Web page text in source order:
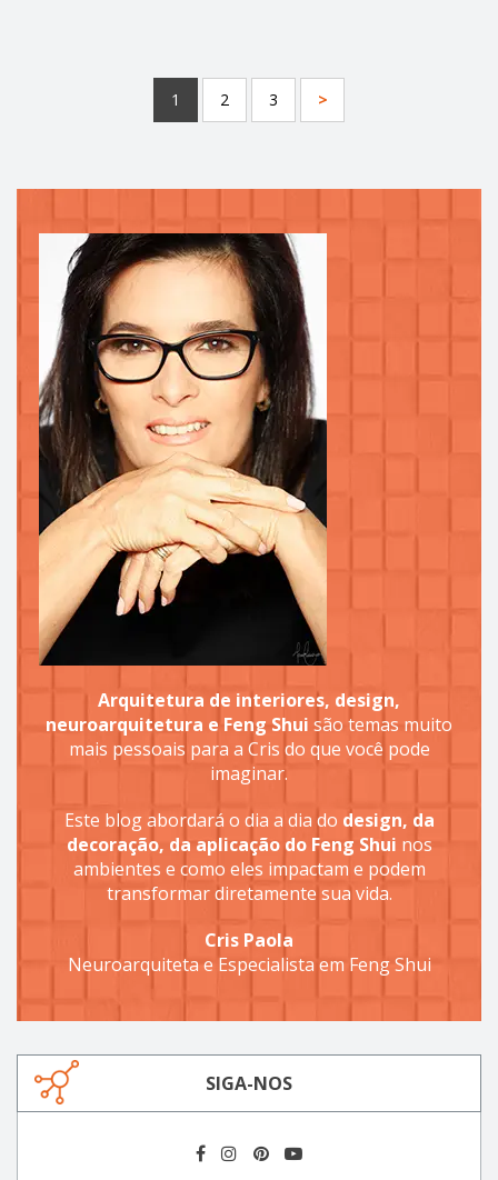
1 2 3 >
Arquitetura de interiores, design,
neuroarquitetura e Feng Shui são temas muito
mais pessoais para a Cris do que você pode
imaginar.
Este blog abordará o dia a dia do design, da
decoração, da aplicação do Feng Shui nos
ambientes e como eles impactam e podem
transformar diretamente sua vida.
Cris Paola
Neuroarquiteta e Especialista em Feng Shui
SIGA-NOS